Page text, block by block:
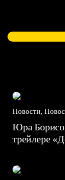
Новости,
Юра
трейлере